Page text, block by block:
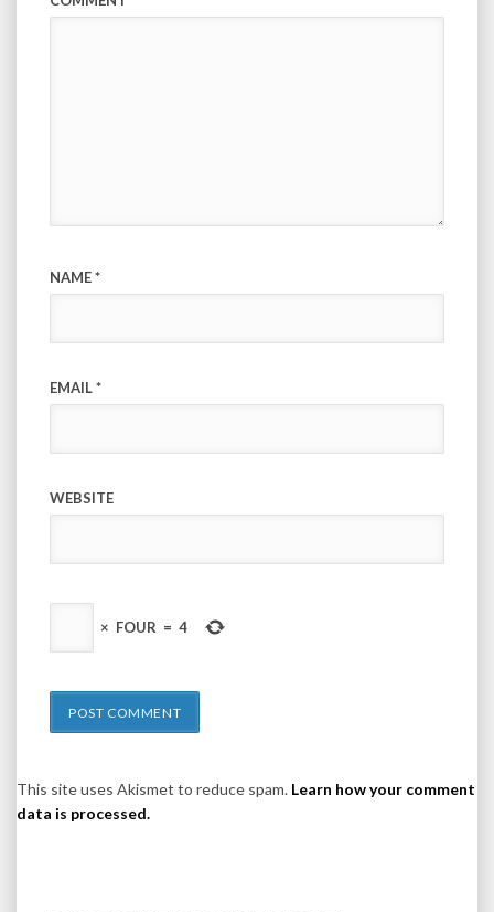
NAME*
EMAIL*
WEBSITE
× FOUR = 4
This site uses Akismet to reduce spam. Learn how your comment
data is processed.